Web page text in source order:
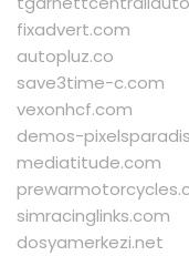
fixadvert.com
autopluz.co
save3time-c.com
vexonhcf.com
demos-
mediatitude.com
simracinglinks.com
dosyamerkezi.net